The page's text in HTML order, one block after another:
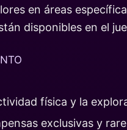
en áreas
disponibles en el
física y la
exclusivas y